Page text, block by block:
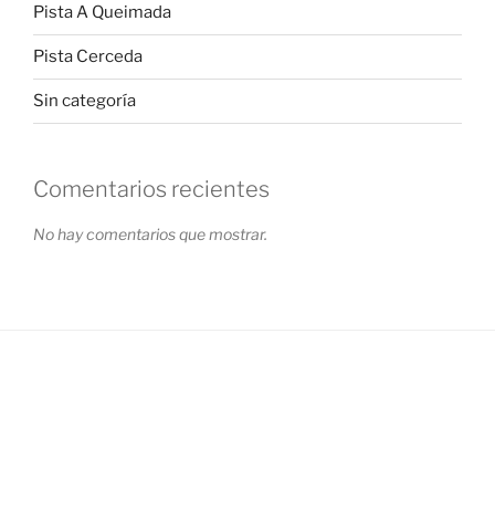
Pista A Queimada
Pista Cerceda
Sin categoría
Comentarios recientes
No hay comentarios que mostrar.